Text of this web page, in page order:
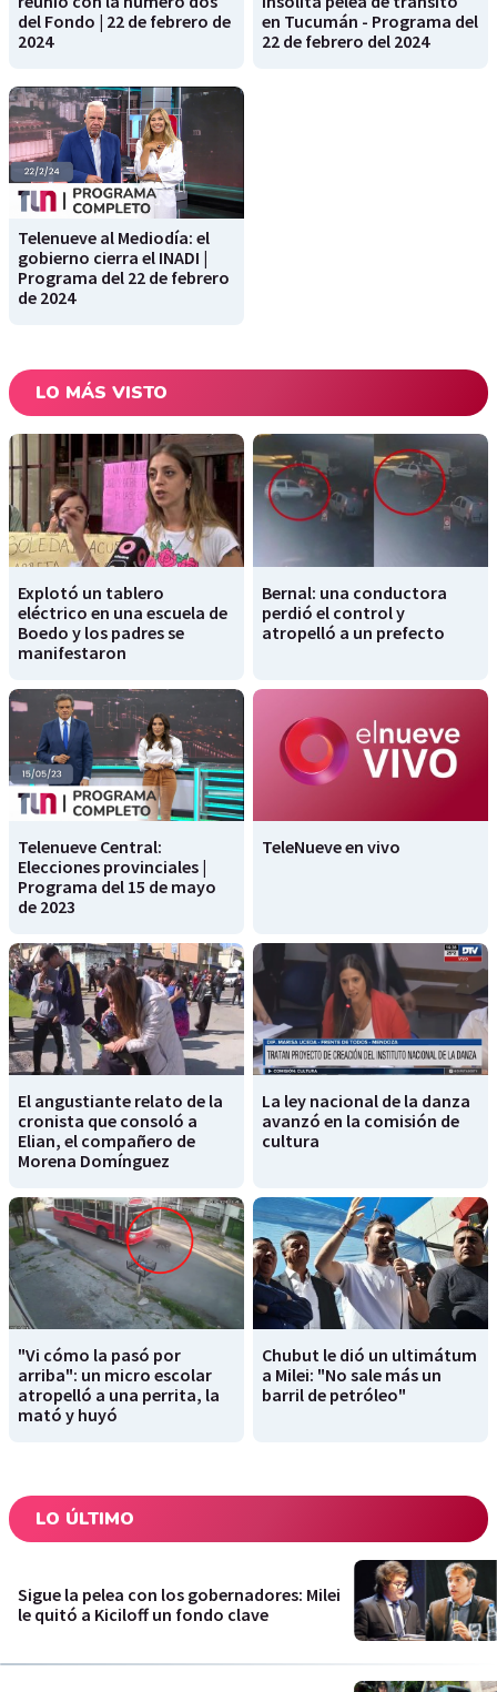
del Fondo | 22 de febrero de
2024
en Tucumán - Programa del
22 de febrero del 2024
Telenueve al Mediodía: el
gobierno cierra el INADI |
Programa del 22 de febrero
de 2024
LO MÁS VISTO
Explotó un tablero
eléctrico en una escuela de
Boedo y los padres se
manifestaron
Bernal: una conductora
perdió el control y
atropelló a un prefecto
Telenueve Central:
Elecciones provinciales |
Programa del 15 de mayo
de 2023
TeleNueve en vivo
El angustiante relato de la
cronista que consoló a
Elian, el compañero de
Morena Domínguez
La ley nacional de la danza
avanzó en la comisión de
cultura
"Vi cómo la pasó por
arriba": un micro escolar
atropelló a una perrita, la
mató y huyó
Chubut le dió un ultimátum
a Milei: "No sale más un
barril de petróleo"
LO ÚLTIMO
Sigue la pelea con los gobernadores: Milei
le quitó a Kiciloff un fondo clave